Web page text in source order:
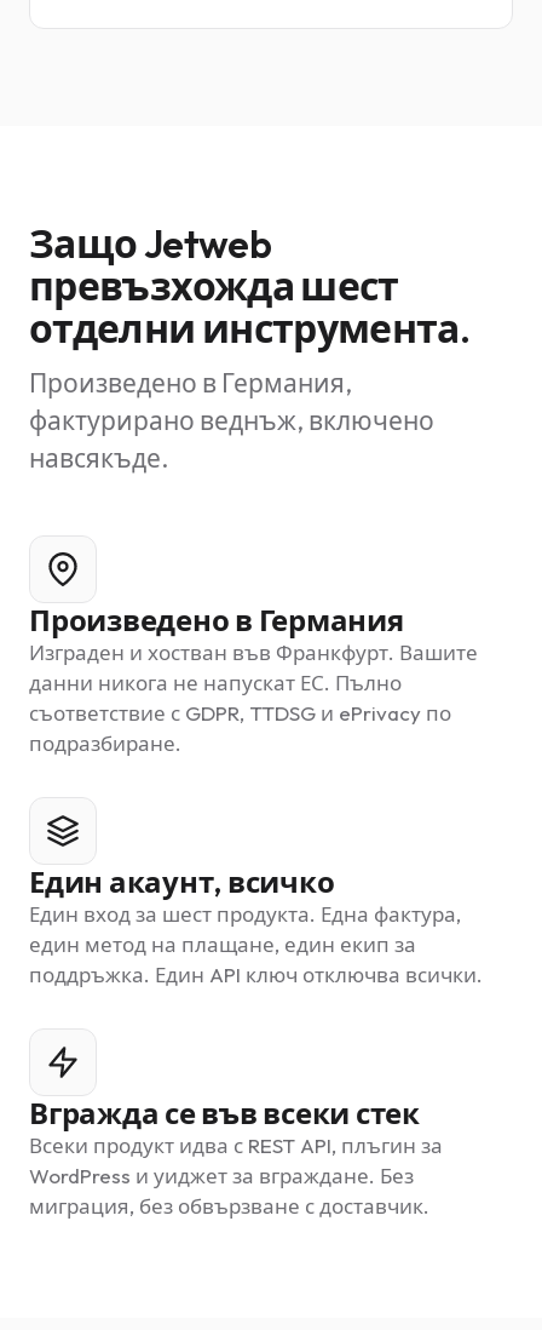
Защо Jetweb
превъзхожда шест
отделни инструмента.
Произведено в Германия,
фактурирано веднъж, включено
навсякъде.
Произведено в Германия
Изграден и хостван във Франкфурт. Вашите
данни никога не напускат ЕС. Пълно
съответствие с GDPR, TTDSG и ePrivacy по
подразбиране.
Един акаунт, всичко
Един вход за шест продукта. Една фактура,
един метод на плащане, един екип за
поддръжка. Един API ключ отключва всички.
Вгражда се във всеки стек
Всеки продукт идва с REST API, плъгин за
WordPress и уиджет за вграждане. Без
миграция, без обвързване с доставчик.